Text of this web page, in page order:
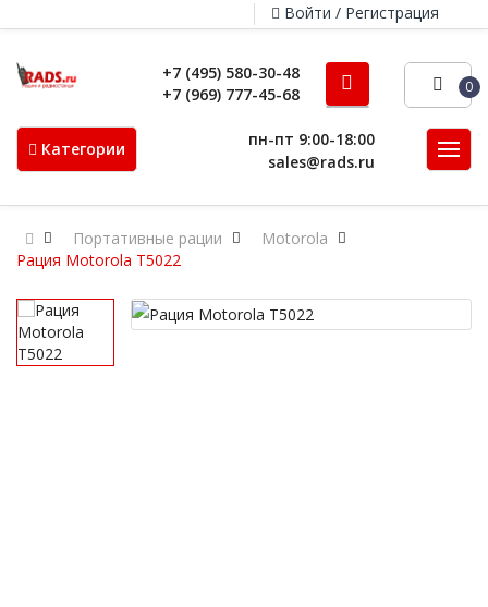
Войти / Регистрация
+7 (495) 580-30-48
+7 (969) 777-45-68
0
Категории
пн-пт 9:00-18:00
sales@rads.ru
Портативные рации
Motorola
Рация Motorola T5022